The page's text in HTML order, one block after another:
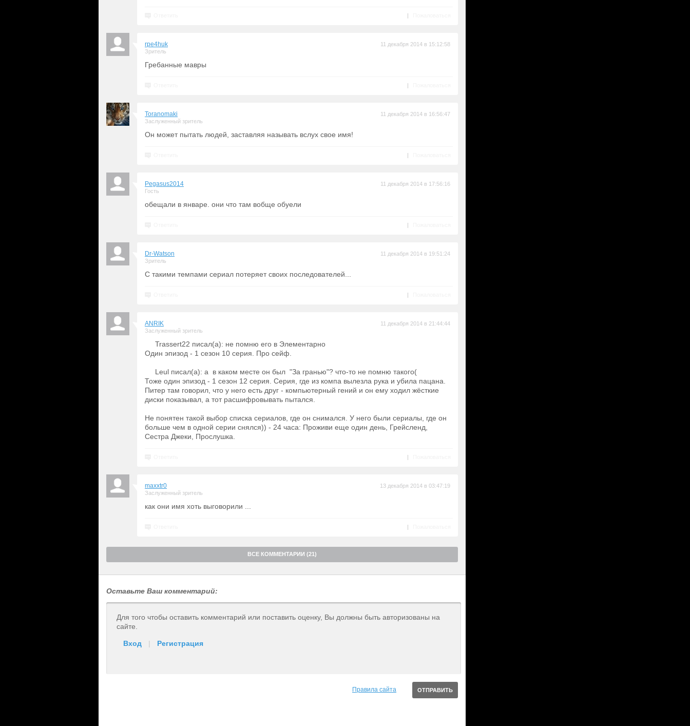
|
rpe4huk
Зритель
11 декабря 2014 в 15:12:58
Гребанные мавры
|
Toranomaki
Заслуженный зритель
11 декабря 2014 в 16:56:47
Он может пытать людей, заставляя называть вслух свое имя!
|
Pegasus2014
Гость
11 декабря 2014 в 17:56:16
обещали в январе. они что там вобще обуели
|
Dr-Watson
Зритель
11 декабря 2014 в 19:51:24
С такими темпами сериал потеряет своих последователей...
|
ANRIK
Заслуженный зритель
11 декабря 2014 в 21:44:44
Trassert22 писал(а): не помню его в Элементарно
Один эпизод - 1 сезон 10 серия. Про сейф.
Leul писал(а): а в каком месте он был "За гранью"? что-то не помню такого(
Тоже один эпизод - 1 сезон 12 серия. Серия, где из компа вылезла рука и убила пацана.
Питер там говорил, что у него есть друг - компьютерный гений и он ему ходил жёсткие
диски показывал, а тот расшифровывать пытался.
Не понятен такой выбор списка сериалов, где он снимался. У него были сериалы, где он
больше чем в одной серии снялся)) - 24 часа: Проживи еще один день, Грейсленд,
Сестра Джеки, Прослушка.
|
maxxtr0
Заслуженный зритель
13 декабря 2014 в 03:47:19
как они имя хоть выговорили ...
|
ВСЕ КОММЕНТАРИИ (21)
Оставьте Ваш комментарий:
Для того чтобы оставить комментарий или поставить оценку, Вы должны быть авторизованы на
сайте.
Вход | Регистрация
Правила сайта